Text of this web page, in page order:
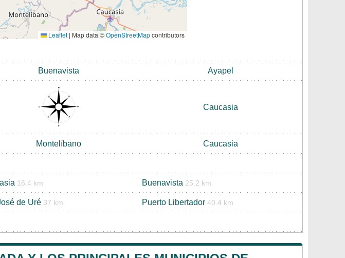
Leaflet | Map data ©OpenStreetMapcontributors
Buenavista Ayapel
Caucasia
Montelíbano Caucasia
16.4 km Buenavista 25.2 km
de Uré 37 km Puerto Libertador 40.4 km